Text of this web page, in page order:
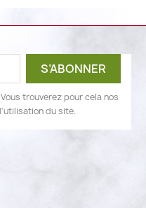
trouverez pour cela nos
du site.